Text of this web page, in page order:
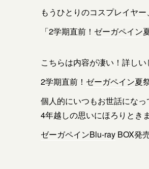
もうひとりのコスプレイヤー
「2学期直前！ ゼーガペイン
こちらは内容が凄い！詳し
2学期直前！ ゼーガペイン夏
個人的にいつもお世話になっ
4年越しの思いにほろりと
ゼーガペインBlu-ray BOX発